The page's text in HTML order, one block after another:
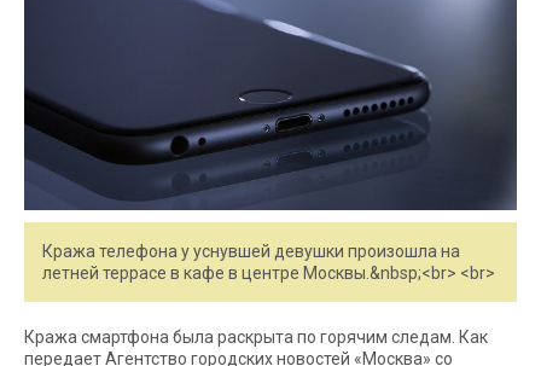
Кража телефона у уснувшей девушки произошла на
летней террасе в кафе в центре Москвы.&nbsp;<br> <br>
Кража смартфона была раскрыта по горячим следам. Как
передает Агентство городских новостей «Москва» со